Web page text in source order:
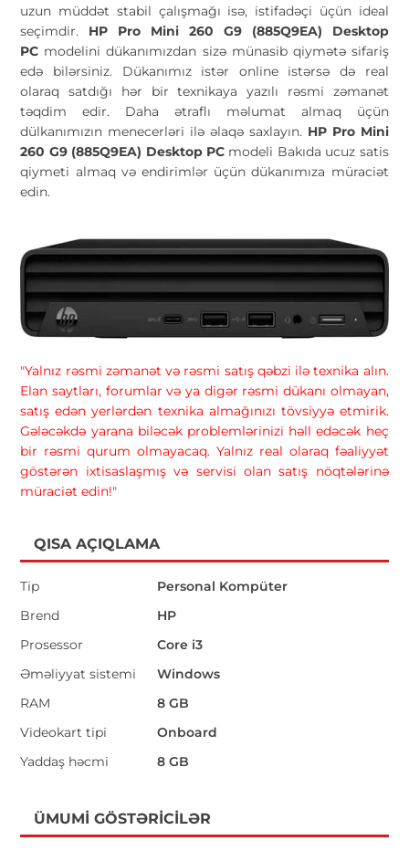
uzun müddət stabil çalışmağı isə, istifadəçi üçün ideal
seçimdir. HP Pro Mini 260 G9 (885Q9EA) Desktop
PC modelini dükanımızdan sizə münasib qiymətə sifariş
edə bilərsiniz. Dükanımız istər online istərsə də real
olaraq satdığı hər bir texnikaya yazılı rəsmi zəmanət
təqdim edir. Daha ətraflı məlumat almaq üçün
dülkanımızın menecerləri ilə əlaqə saxlayın. HP Pro Mini
260 G9 (885Q9EA) Desktop PC modeli Bakıda ucuz satis
qiymeti almaq və endirimlər üçün dükanımıza müraciət
edin.
"Yalnız rəsmi zəmanət və rəsmi satış qəbzi ilə texnika alın.
Elan saytları, forumlar və ya digər rəsmi dükanı olmayan,
satış edən yerlərdən texnika almağınızı tövsiyyə etmirik.
Gələcəkdə yarana biləcək problemlərinizi həll edəcək heç
bir rəsmi qurum olmayacaq. Yalnız real olaraq fəaliyyət
göstərən ixtisaslaşmış və servisi olan satış nöqtələrinə
müraciət edin!"
QISA AÇIQLAMA
Tip
Personal Kompüter
Brend
HP
Prosessor
Core i3
Əməliyyat sistemi
Windows
RAM
8 GB
Videokart tipi
Onboard
Yaddaş həcmi
8 GB
ÜMUMI GÖSTƏRICILƏR